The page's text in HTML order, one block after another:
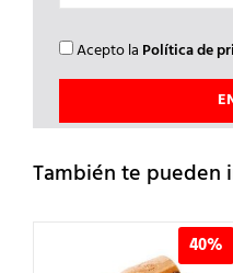
Acepto la Política de
También te pueden
40%